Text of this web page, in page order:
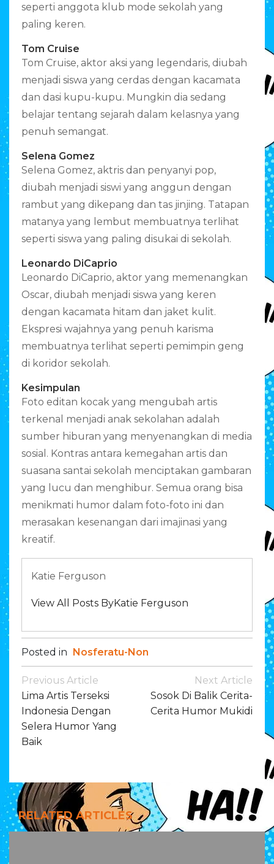
seperti anggota klub mode sekolah yang
paling keren.
Tom Cruise
Tom Cruise, aktor aksi yang legendaris, diubah
menjadi siswa yang cerdas dengan kacamata
dan dasi kupu-kupu. Mungkin dia sedang
belajar tentang sejarah dalam kelasnya yang
penuh semangat.
Selena Gomez
Selena Gomez, aktris dan penyanyi pop,
diubah menjadi siswi yang anggun dengan
rambut yang dikepang dan tas jinjing. Tatapan
matanya yang lembut membuatnya terlihat
seperti siswa yang paling disukai di sekolah.
Leonardo DiCaprio
Leonardo DiCaprio, aktor yang memenangkan
Oscar, diubah menjadi siswa yang keren
dengan kacamata hitam dan jaket kulit.
Ekspresi wajahnya yang penuh karisma
membuatnya terlihat seperti pemimpin geng
di koridor sekolah.
Kesimpulan
Foto editan kocak yang mengubah artis
terkenal menjadi anak sekolahan adalah
sumber hiburan yang menyenangkan di media
sosial. Kontras antara kemegahan artis dan
suasana santai sekolah menciptakan gambaran
yang lucu dan menghibur. Semua orang bisa
menikmati humor dalam foto-foto ini dan
merasakan kesenangan dari imajinasi yang
kreatif.
Katie Ferguson
View All Posts ByKatie Ferguson
Posted in Nosferatu-Non
Post
Navigation
Previous Article
Lima Artis Terseksi
Indonesia Dengan
Selera Humor Yang
Baik
Next Article
Sosok Di Balik Cerita-
Cerita Humor Mukidi
RELATED ARTICLES